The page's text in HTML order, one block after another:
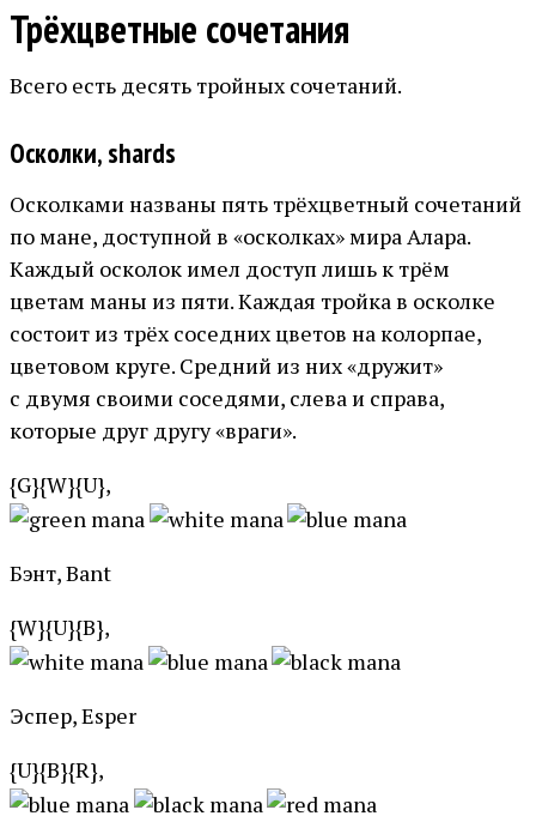
Трёхцветные сочетания
Всего есть десять тройных сочетаний.
Осколки, shards
Осколками названы пять трёхцветный сочетаний
по мане, доступной в «осколках» мира Алара.
Каждый осколок имел доступ лишь к трём
цветам маны из пяти. Каждая тройка в осколке
состоит из трёх соседних цветов на колорпае,
цветовом круге. Средний из них «дружит»
с двумя своими соседями, слева и справа,
которые друг другу «враги».
{G}{W}{U},
Бэнт, Bant
{W}{U}{B},
Эспер, Esper
{U}{B}{R},